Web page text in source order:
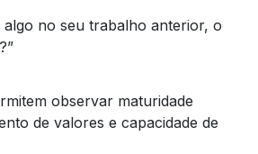
algo no seu trabalho anterior, o
observar maturidade
de valores e capacidade de